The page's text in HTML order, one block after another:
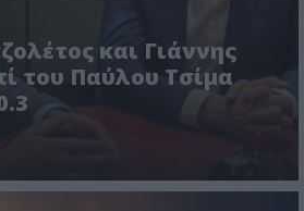
και Γιάννης
του Παύλου Τσίμα